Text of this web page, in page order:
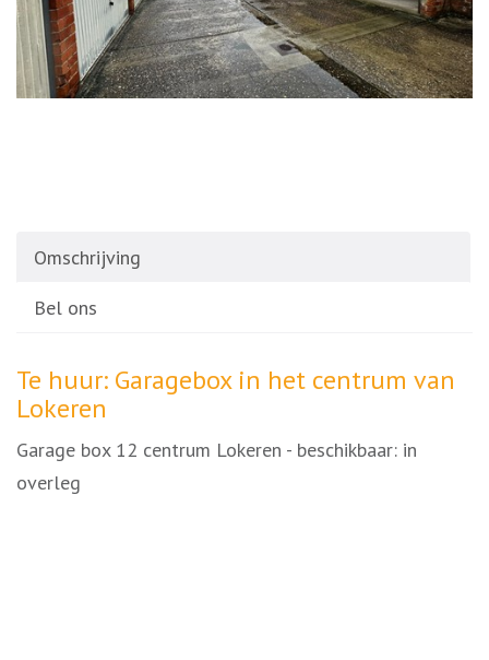
Omschrijving
Bel ons
Omschrijving
Te huur: Garagebox in het centrum van
Lokeren
Garage box 12 centrum Lokeren - beschikbaar: in
overleg